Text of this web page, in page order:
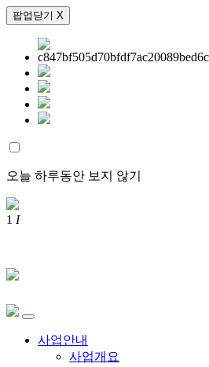
팝업닫기 X
오늘 하루동안 보지 않기
1 I
사업안내
사업개요